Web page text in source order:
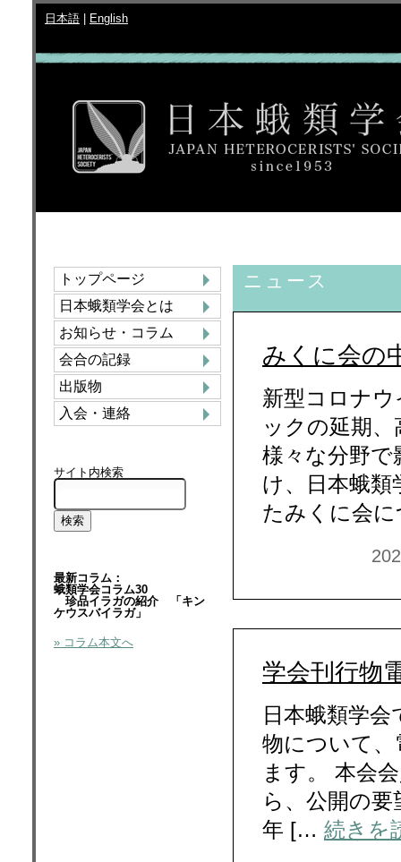
日本語 English
トップページ
日本蛾類学会とは
お知らせ・コラム
会合の記録
出版物
入会・連絡
サイト内検索
最新コラム：
蛾類学会コラム30
珍品イラガの紹介 「キン
ケウスバイラガ」
» コラム本文へ
ニュース
みくに会の
新型コロナ
ックの延期
様々な分野
け、日本蛾類
たみくに会
学会刊行物
日本蛾類学
物について、
ます。 本会
ら、公開の
年 [… 続きを